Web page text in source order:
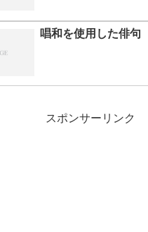
唱和を使用した俳句
スポンサーリンク